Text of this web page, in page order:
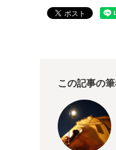
この記事の